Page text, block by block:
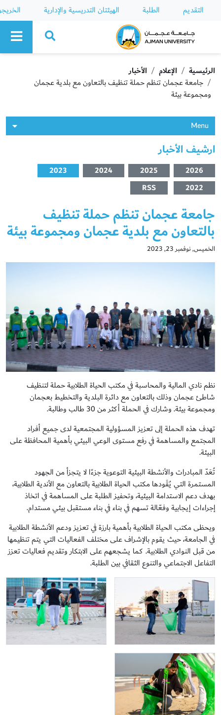
التقديم الطلبة الهيئتان التدريسية والإدارية
Ajman University
الرئيسية الإعلام
الأخبار
جامعة عجمان تنظم حملة تنظيف بالتعاون مع بلدية عجمان
ومجموعة بيئة
Menu
ارشيف الأخبار
2026
2025
2024
2023
2022
RSS
جامعة عجمان تنظم حملة تنظيف
بالتعاون مع بلدية عجمان ومجموعة بيئة
الخميس, نوفمبر 23, 2023
نظم نادي المالية والمحاسبة في مكتب الحياة الطلابية حملة لتنظيف
شاطئ عجمان وذلك بالتعاون مع دائرة البلدية والتخطيط بعجمان
ومجموعة بيئة. وشارك في الحملة أكثر من 30 طالب وطالبة.
تهدف هذه الحملة إلى تعزيز المسؤولية المجتمعية لدى جميع أفراد
المجتمع والمساهمة في رفع مستوى الوعي البيئي بأهمية المحافظة على
البيئة.
تُعَدّ المبادرات والأنشطة البيئية التوعوية جزءًا لا يتجزأ من الجهود
المستمرة التي يُقَودها مكتب الحياة الطلابية بالتعاون مع الأندية الطلابية،
بهدف دعم الاستدامة البيئية، وتحفيز الطلبة على المساهمة في اتخاذ
إجراءات إيجابية وفعّالة تسهم في بناء في بناء مستقبل بيئي مستدام.
ويحظى مكتب الحياة الطلابية بأهمية بارزة في تعزيز ودعم الأنشطة الطلابية
في الجامعة، حيث يقوم بالإشراف على مختلف الفعاليات التي يتم تنظيمها
من قبل النوادي الطلابية. كما يشجعهم على الابتكار وتقديم فعاليات تعزز
التفاعل الاجتماعي والتنوع الثقافي بين الطلبة.